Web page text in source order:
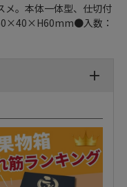
メ。本体一体型、仕切付
入数：